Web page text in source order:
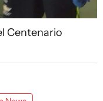
Centenario